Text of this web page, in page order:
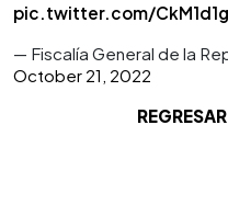
pic.twitter.com/
— Fiscalía General de la
October 21, 2022